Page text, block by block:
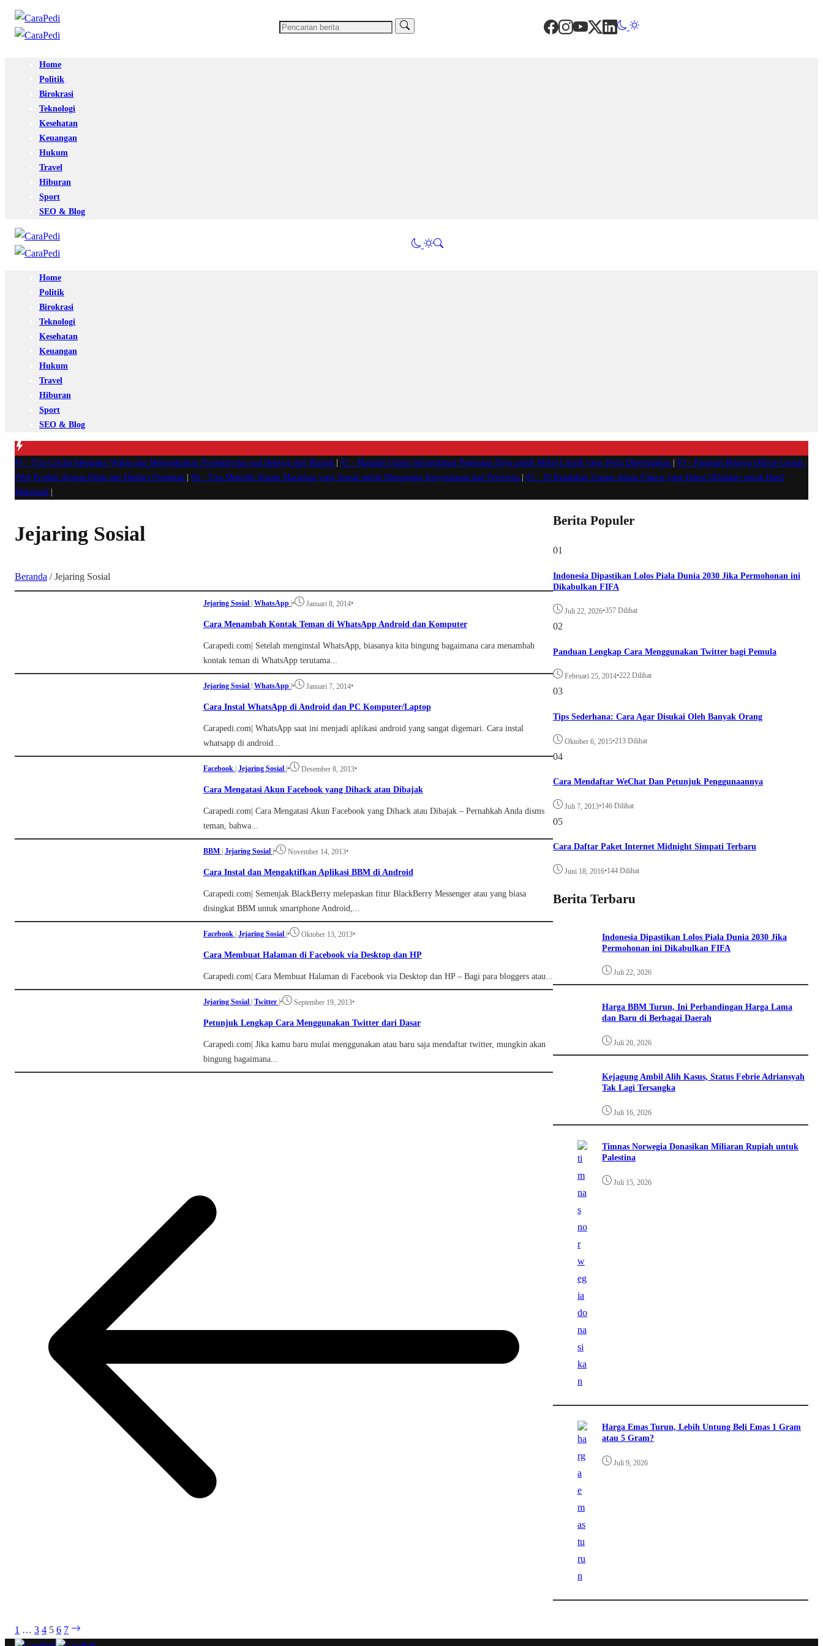
Home
Politik
Birokrasi
Teknologi
Kesehatan
Keuangan
Hukum
Travel
Hiburan
Sport
SEO & Blog
Home
Politik
Birokrasi
Teknologi
Kesehatan
Keuangan
Hukum
Travel
Hiburan
Sport
SEO & Blog
#1 - Tips Cerdas Mengatur Waktu dan Meningkatkan Produktivitas saat Bekerja dari Rumah #2 - Masalah Utama Infrastruktur Pengisian Daya untuk Mobil Listrik yang Perlu Diperhatikan #3 - Panduan Belanja Online Cerdas:
Pilih Produk dengan Bijak dan Hindari Penipuan
#4 - Tips Memilih Sepatu Marathon yang Sesuai untuk Menunjang Kenyamanan dan Performa #5 - 10 Kesalahan Umum dalam Fitness yang Harus Dihindari untuk Hasil
Maksimal
Jejaring Sosial
Beranda /Jejaring Sosial
Jejaring Sosial WhatsApp • Januari 8, 2014•
Cara Menambah Kontak Teman di WhatsApp Android dan Komputer
Carapedi.com| Setelah menginstal WhatsApp, biasanya kita bingung bagaimana cara menambah
kontak teman di WhatsApp terutama...
Jejaring Sosial WhatsApp • Januari 7, 2014•
Cara Instal WhatsApp di Android dan PC Komputer/Laptop
Carapedi.com| WhatsApp saat ini menjadi aplikasi android yang sangat digemari. Cara instal
whatsapp di android...
Facebook Jejaring Sosial • Desember 8, 2013•
Cara Mengatasi Akun Facebook yang Dihack atau Dibajak
Carapedi.com| Cara Mengatasi Akun Facebook yang Dihack atau Dibajak – Pernahkah Anda disms
teman, bahwa...
BBM Jejaring Sosial • November 14, 2013•
Cara Instal dan Mengaktifkan Aplikasi BBM di Android
Carapedi.com| Semenjak BlackBerry melepaskan fitur BlackBerry Messenger atau yang biasa
disingkat BBM untuk smartphone Android,...
Facebook Jejaring Sosial • Oktober 13, 2013•
Cara Membuat Halaman di Facebook via Desktop dan HP
Carapedi.com| Cara Membuat Halaman di Facebook via Desktop dan HP – Bagi para bloggers atau...
Jejaring Sosial Twitter • September 19, 2013•
Petunjuk Lengkap Cara Menggunakan Twitter dari Dasar
Carapedi.com| Jika kamu baru mulai menggunakan atau baru saja mendaftar twitter, mungkin akan
bingung bagaimana...
1 … 3 4 5 6 7
Berita Populer
01
Indonesia Dipastikan Lolos Piala Dunia 2030 Jika Permohonan ini
Dikabulkan FIFA
Juli 22, 2026•357 Dilihat
02
Panduan Lengkap Cara Menggunakan Twitter bagi Pemula
Februari 25, 2014•222 Dilihat
03
Tips Sederhana: Cara Agar Disukai Oleh Banyak Orang
Oktober 6, 2015•213 Dilihat
04
Cara Mendaftar WeChat Dan Petunjuk Penggunaannya
Juli 7, 2013•146 Dilihat
05
Cara Daftar Paket Internet Midnight Simpati Terbaru
Juni 18, 2016•144 Dilihat
Berita Terbaru
Indonesia Dipastikan Lolos Piala Dunia 2030 Jika
Permohonan ini Dikabulkan FIFA
Juli 22, 2026
Harga BBM Turun, Ini Perbandingan Harga Lama
dan Baru di Berbagai Daerah
Juli 20, 2026
Kejagung Ambil Alih Kasus, Status Febrie Adriansyah
Tak Lagi Tersangka
Juli 16, 2026
Timnas Norwegia Donasikan Miliaran Rupiah untuk
Palestina
Juli 15, 2026
Harga Emas Turun, Lebih Untung Beli Emas 1 Gram
atau 5 Gram?
Juli 9, 2026